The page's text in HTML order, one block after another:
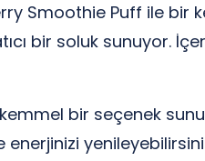
Smoothie Puff ile bir
bir soluk sunuyor.
bir seçenek